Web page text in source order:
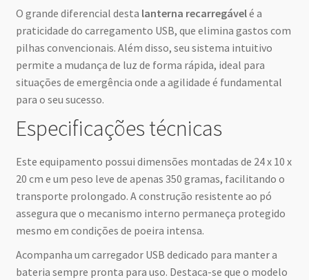
O grande diferencial desta lanterna recarregávelé a
praticidade do carregamento USB, que elimina gastos com
pilhas convencionais. Além disso, seu sistema intuitivo
permite a mudança de luz de forma rápida, ideal para
situações de emergência onde a agilidade é fundamental
para o seu sucesso.
Especificações técnicas
Este equipamento possui dimensões montadas de 24 x 10 x
20 cm e um peso leve de apenas 350 gramas, facilitando o
transporte prolongado. A construção resistente ao pó
assegura que o mecanismo interno permaneça protegido
mesmo em condições de poeira intensa.
Acompanha um carregador USB dedicado para manter a
bateria sempre pronta para uso. Destaca-se que o modelo